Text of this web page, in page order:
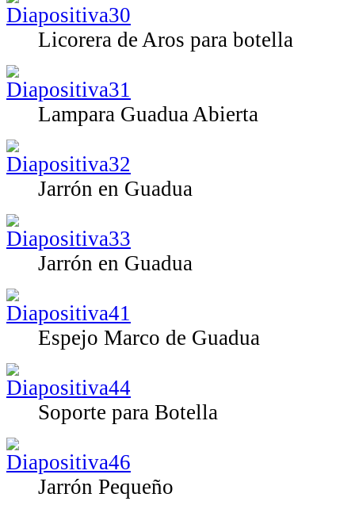
Licorera de Aros para botella
Lampara Guadua Abierta
Jarrón en Guadua
Jarrón en Guadua
Espejo Marco de Guadua
Soporte para Botella
Jarrón Pequeño